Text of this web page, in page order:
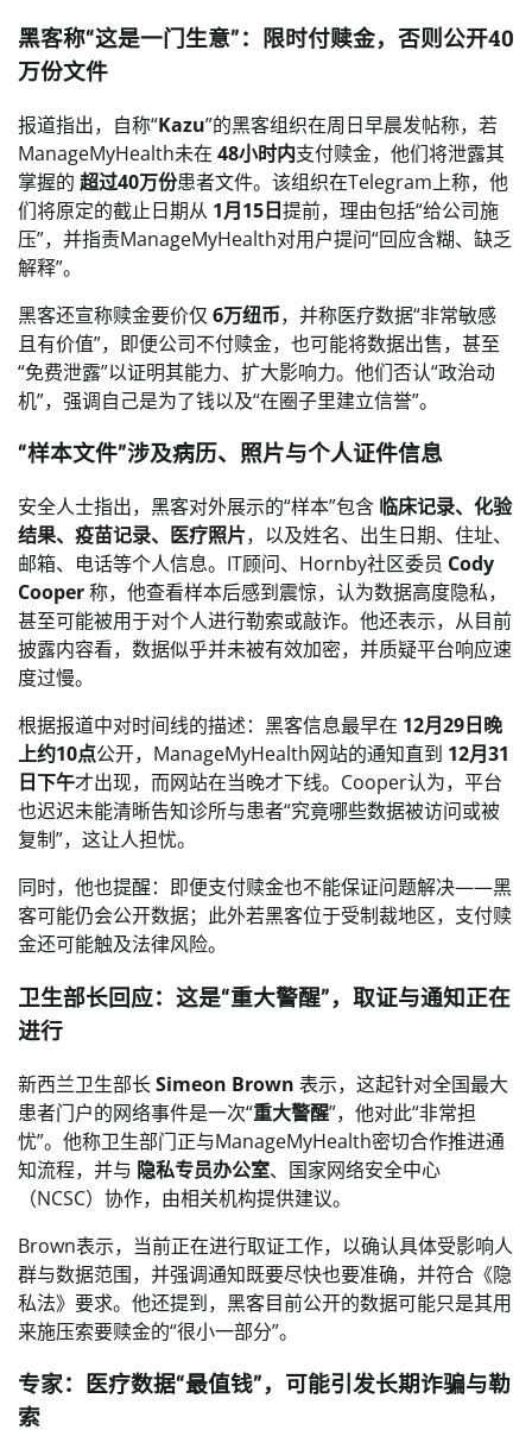
黑客称“这是一门生意”：限时付赎金，否则公开40
万份文件
报道指出，自称“Kazu”的黑客组织在周日早晨发帖称，若
ManageMyHealth未在 48小时内支付赎金，他们将泄露其
掌握的 超过40万份患者文件。该组织在Telegram上称，他
们将原定的截止日期从 1月15日提前，理由包括“给公司施
压”，并指责ManageMyHealth对用户提问“回应含糊、缺乏
解释”。
黑客还宣称赎金要价仅 6万纽币，并称医疗数据“非常敏感
且有价值”，即便公司不付赎金，也可能将数据出售，甚至
“免费泄露”以证明其能力、扩大影响力。他们否认“政治动
机”，强调自己是为了钱以及“在圈子里建立信誉”。
“样本文件”涉及病历、照片与个人证件信息
安全人士指出，黑客对外展示的“样本”包含 临床记录、化验
结果、疫苗记录、医疗照片，以及姓名、出生日期、住址、
邮箱、电话等个人信息。IT顾问、Hornby社区委员 Cody
Cooper称，他查看样本后感到震惊，认为数据高度隐私，
甚至可能被用于对个人进行勒索或敲诈。他还表示，从目前
披露内容看，数据似乎并未被有效加密，并质疑平台响应速
度过慢。
根据报道中对时间线的描述：黑客信息最早在 12月29日晚
上约10点公开，ManageMyHealth网站的通知直到 12月31
日下午才出现，而网站在当晚才下线。Cooper认为，平台
也迟迟未能清晰告知诊所与患者“究竟哪些数据被访问或被
复制”，这让人担忧。
同时，他也提醒：即便支付赎金也不能保证问题解决——黑
客可能仍会公开数据；此外若黑客位于受制裁地区，支付赎
金还可能触及法律风险。
卫生部长回应：这是“重大警醒”，取证与通知正在
进行
新西兰卫生部长Simeon Brown 表示，这起针对全国最大
患者门户的网络事件是一次“重大警醒”，他对此“非常担
忧”。他称卫生部门正与ManageMyHealth密切合作推进通
知流程，并与 隐私专员办公室、国家网络安全中心
（NCSC）协作，由相关机构提供建议。
Brown表示，当前正在进行取证工作，以确认具体受影响人
群与数据范围，并强调通知既要尽快也要准确，并符合《隐
私法》要求。他还提到，黑客目前公开的数据可能只是其用
来施压索要赎金的“很小一部分”。
专家：医疗数据“最值钱”，可能引发长期诈骗与勒
索